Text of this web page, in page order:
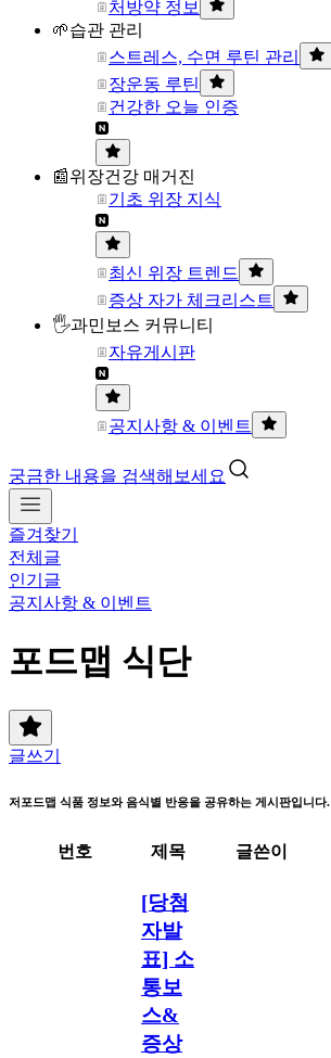
처방약 정보
🌱습관 관리
스트레스, 수면 루틴 관리
장운동 루틴
건강한 오늘 인증
📰위장건강 매거진
기초 위장 지식
최신 위장 트렌드
증상 자가 체크리스트
🖐과민보스 커뮤니티
자유게시판
공지사항 & 이벤트
궁금한 내용을 검색해보세요
즐겨찾기
전체글
인기글
공지사항 & 이벤트
포드맵 식단
글쓰기
저포드맵 식품 정보와 음식별 반응을 공유하는 게시판입니다.
번호 제목 글쓴이
[당첨
자발
표] 소
통보
스&
증상